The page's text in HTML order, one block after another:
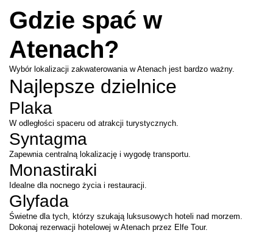
Gdzie spać w
Atenach?
Wybór lokalizacji zakwaterowania w Atenach jest bardzo ważny.
Najlepsze dzielnice
Plaka
W odległości spaceru od atrakcji turystycznych.
Syntagma
Zapewnia centralną lokalizację i wygodę transportu.
Monastiraki
Idealne dla nocnego życia i restauracji.
Glyfada
Świetne dla tych, którzy szukają luksusowych hoteli nad morzem.
Dokonaj rezerwacji hotelowej w Atenach przez Elfe Tour.